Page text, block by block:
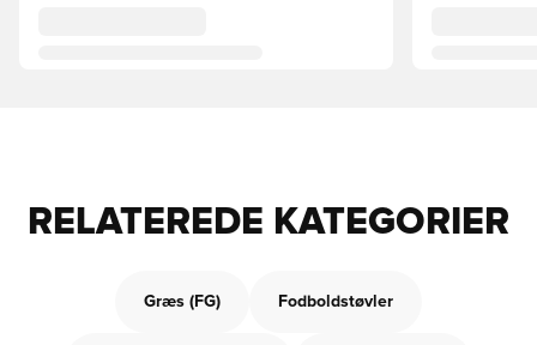
RELATEREDE KATEGORIER
Græs (FG) Fodboldstøvler